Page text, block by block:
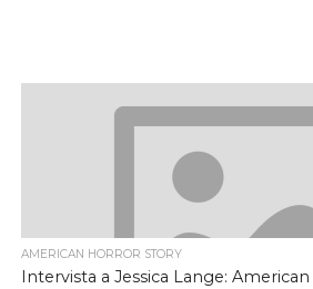
AMERICAN HORROR STORY
Intervista a Jessica Lange: